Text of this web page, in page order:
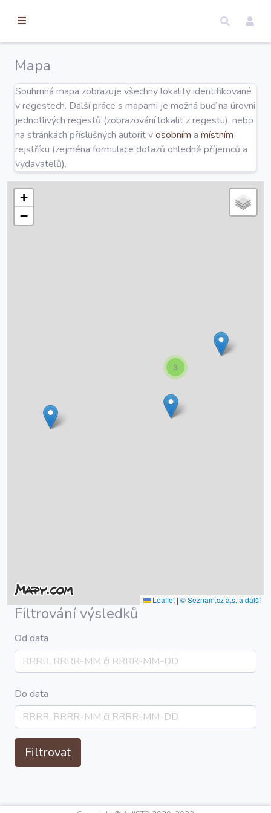
Úvod
Edice
Regesty
Hledat
Mapa
Souhrnná mapa zobrazuje všechny lokality identifikované
v regestech. Další práce s mapami je možná buď na úrovni
jednotlivých regestů (zobrazování lokalit z regestu), nebo
na stránkách příslušných autorit vosobním a místním
rejstříku (zejména formulace dotazů ohledně příjemců a
vydavatelů).
3
+
−
Leaflet | © Seznam.cz a.s. a další
Filtrování výsledků
Od data
Do data
Filtrovat